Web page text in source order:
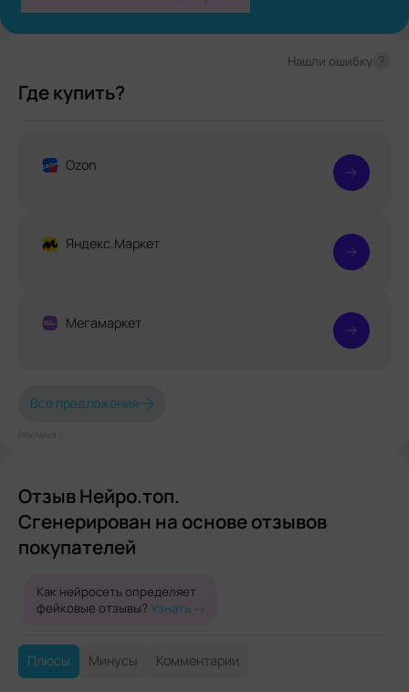
Где купить?
Нашли ошибку
Ozon
Яндекс.Маркет
Мегамаркет
Все предложения
Реклама⋮
Отзыв Нейро.топ.
Сгенерирован на основе отзывов
покупателей
Как нейросеть определяет
фейковые отзывы? Узнать
Плюсы Минусы Комментарии